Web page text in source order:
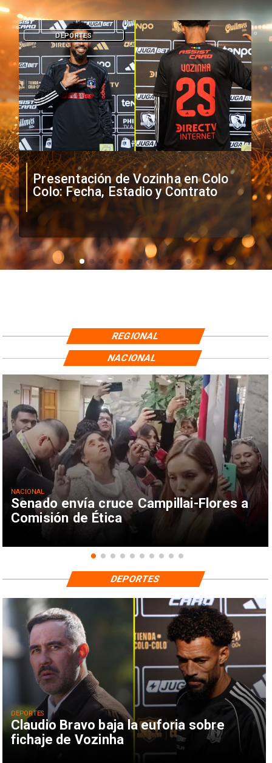
Presentación de Vozinha en Colo
Colo: Fecha, Estadio y Contrato
DEPORTES
REGIONAL
Senado envía cruce Campillai-Flores a
Comisión de Ética
NACIONAL
NACIONAL
Claudio Bravo baja la euforia sobre
fichaje de Vozinha
DEPORTES
DEPORTES